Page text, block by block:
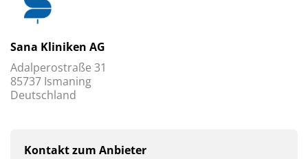
Sana Kliniken AG
Adalperostraße 31
85737 Ismaning
Deutschland
Kontakt zum Anbieter